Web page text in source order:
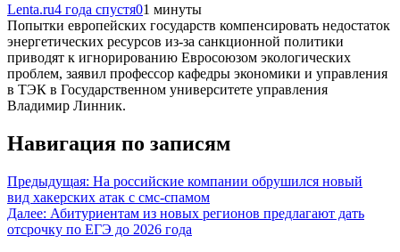
Lenta.ru4 года спустя01 минуты
Попытки европейских государств компенсировать недостаток
энергетических ресурсов из-за санкционной политики
приводят к игнорированию Евросоюзом экологических
проблем, заявил профессор кафедры экономики и управления
в ТЭК в Государственном университете управления
Владимир Линник.
Навигация по записям
Предыдущая: На российские компании обрушился новый
вид хакерских атак с смс-спамом
Далее: Абитуриентам из новых регионов предлагают дать
отсрочку по ЕГЭ до 2026 года